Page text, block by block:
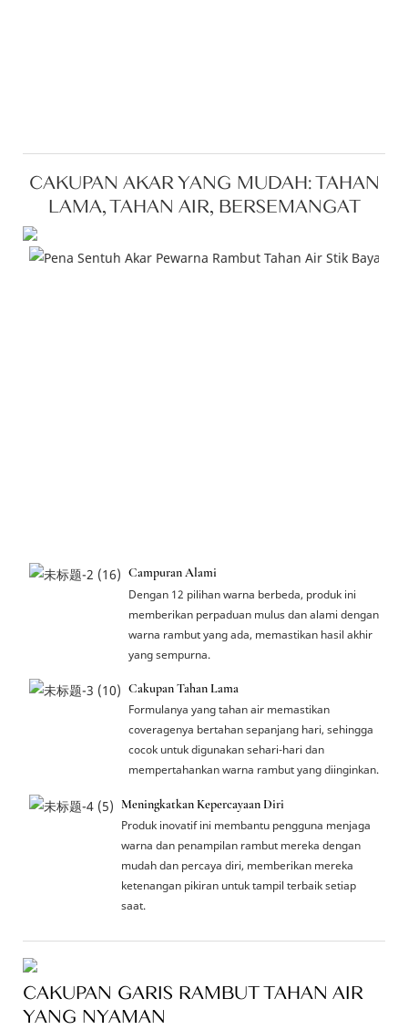
CAKUPAN AKAR YANG MUDAH: TAHAN
LAMA, TAHAN AIR, BERSEMANGAT
Campuran Alami
Dengan 12 pilihan warna berbeda, produk ini
memberikan perpaduan mulus dan alami dengan
warna rambut yang ada, memastikan hasil akhir
yang sempurna.
Cakupan Tahan Lama
Formulanya yang tahan air memastikan
coveragenya bertahan sepanjang hari, sehingga
cocok untuk digunakan sehari-hari dan
mempertahankan warna rambut yang diinginkan.
Meningkatkan Kepercayaan Diri
Produk inovatif ini membantu pengguna menjaga
warna dan penampilan rambut mereka dengan
mudah dan percaya diri, memberikan mereka
ketenangan pikiran untuk tampil terbaik setiap
saat.
CAKUPAN GARIS RAMBUT TAHAN AIR
YANG NYAMAN